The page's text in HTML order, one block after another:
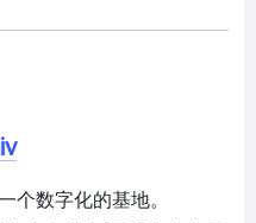
个数字化的基地。